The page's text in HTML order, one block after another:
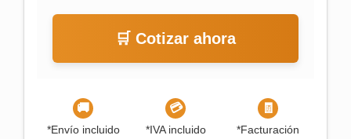
🛒 Cotizar ahora
🚚
*Envío incluido
💳
*IVA incluido
🧾
*Facturación